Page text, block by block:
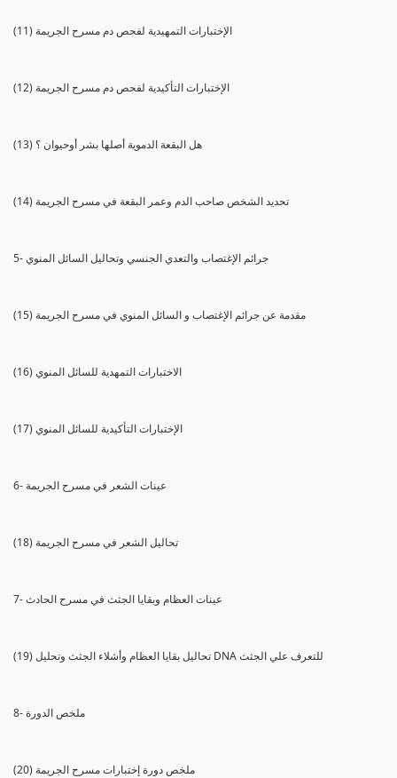
(11) الإختبارات التمهيدية لفحص دم مسرح الجريمة
(12) الإختبارات التأكيدية لفحص دم مسرح الجريمة
(13) هل البقعة الدموية أصلها بشر أوحيوان ؟
(14) تحديد الشخص صاحب الدم وعمر البقعة في مسرح الجريمة
5- جرائم الإغتصاب والتعدي الجنسي وتحاليل السائل المنوي
(15) مقدمة عن جرائم الإغتصاب و السائل المنوي في مسرح الجريمة
(16) الاختبارات التمهدية للسائل المنوي
(17) الإختبارات التأكيدية للسائل المنوي
6- عينات الشعر في مسرح الجريمة
(18) تحاليل الشعر في مسرح الجريمة
7- عينات العظام وبقايا الجثث في مسرح الحادث
(19) تحاليل بقايا العظام وأشلاء الجثث وتحليل DNA للتعرف علي الجثث
8- ملخص الدورة
(20) ملخص دورة إختبارات مسرح الجريمة